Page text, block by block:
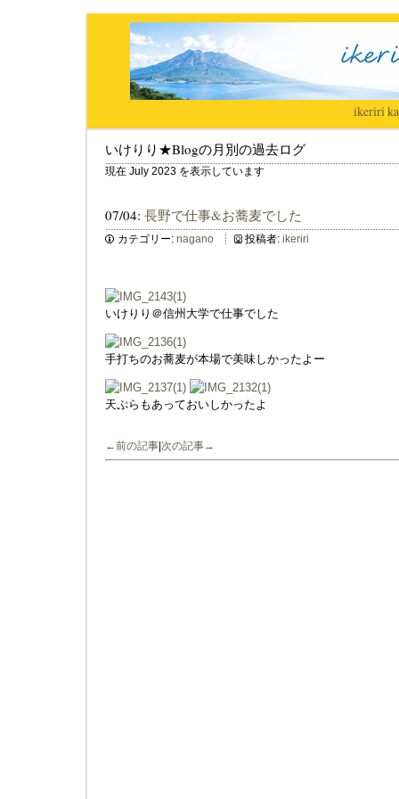
ikeriri|
いけりり★Blogの月別の過去ログ
現在 July 2023 を表示しています
07/04: 長野で仕事&お蕎麦でした
カテゴリー: nagano 投稿者: ikeriri
いけりり＠信州大学で仕事でした
手打ちのお蕎麦が本場で美味しかったよー
天ぷらもあっておいしかったよ
←前の記事 次の記事→